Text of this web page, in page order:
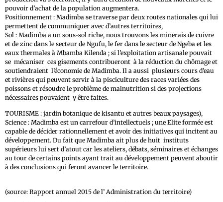
pouvoir d’achat de la population augmentera.
Positionnement : Madimba se traverse par deux routes nationales qui lui
permettent de communiquer avec d’autres territoires,
Sol : Madimba a un sous-sol riche, nous trouvons les minerais de cuivre
et de zinc dans le secteur de Ngufu, le fer dans le secteur de Ngeba et les
eaux thermales à Mbamba Kilenda ; si l’exploitation artisanale pouvait
se mécaniser ces gisements contribueront à la réduction du chômage et
soutiendraient l’économie de Madimba. Il a aussi plusieurs cours d’eau
et rivières qui peuvent servir à la pisciculture des races variées des
poissons et résoudre le problème de malnutrition si des projections
nécessaires pouvaient y être faites.
TOURISME : jardin botanique de kisantu et autres beaux paysages),
Science : Madimba est un carrefour d’intellectuels ; une Elite formée est
capable de décider rationnellement et avoir des initiatives qui incitent au
développement. Du fait que Madimba ait plus de huit instituts
supérieurs lui sert d’atout car les ateliers, débats, séminaires et échanges
au tour de certains points ayant trait au développement peuvent aboutir
à des conclusions qui feront avancer le territoire.
(source: Rapport annuel 2015 de l’ Administration du territoire)